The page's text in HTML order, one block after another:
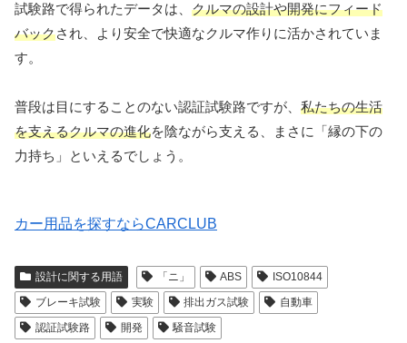
試験路で得られたデータは、 クルマの設計や開発にフィード
バックされ、より安全で快適なクルマ作りに活かされていま
す。
普段は目にすることのない認証試験路ですが、 私たちの生活
を支えるクルマの進化を陰ながら支える、まさに「縁の下の
力持ち」といえるでしょう。
カー用品を探すならCARCLUB
設計に関する用語 「ニ」 ABS
ISO10844
ブレーキ試験
実験 排出ガス試験
自動車
認証試験路
開発 騒音試験